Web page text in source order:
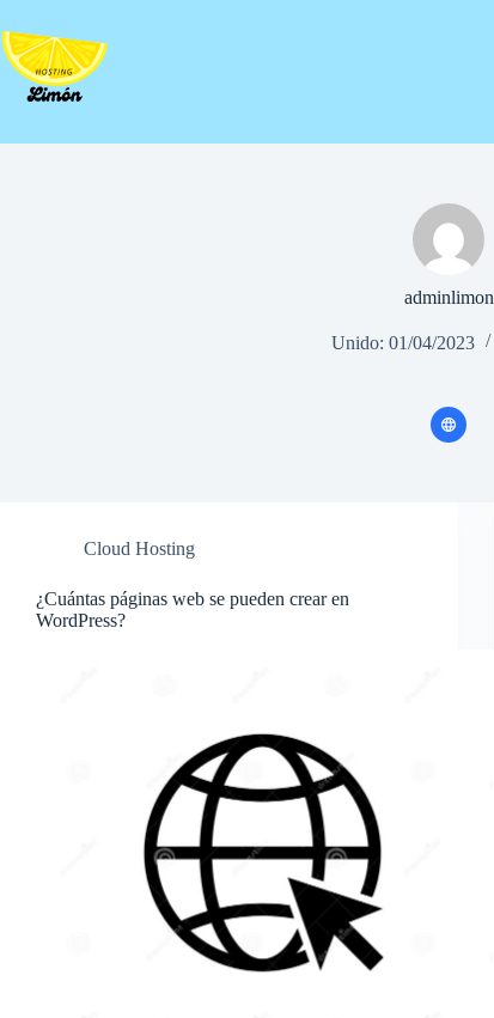
al
contenido
adminlimon
Unido: 01/04/2023
Cloud Hosting
¿Cuántas páginas web se pueden crear en
WordPress?